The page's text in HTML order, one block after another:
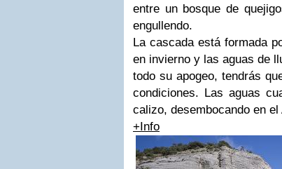
entre un bosque de
engullendo.
La cascada está formada
en invierno y las aguas de
todo su apogeo, tendrás
condiciones. Las aguas
calizo, desembocando en
+Info